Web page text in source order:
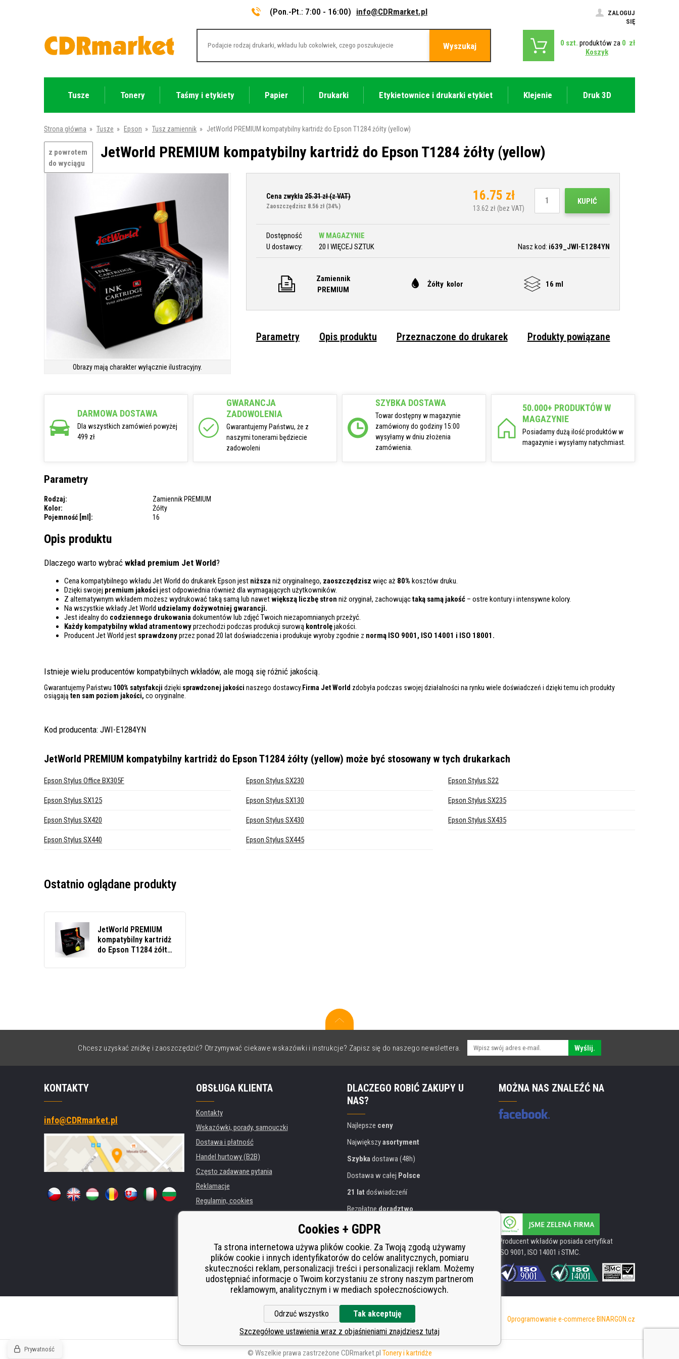
(Pon.-Pt.: 7:00 - 16:00) info@CDRmarket.pl
ZALOGUJ
SIĘ
Wyszukaj 0 szt. produktów za 0 zł
Koszyk
Tusze Tonery Taśmy i etykiety Papier Drukarki Etykietownice i drukarki etykiet Klejenie Druk 3D
Strona główna » Tusze » Epson » Tusz zamiennik » JetWorld PREMIUM kompatybilny kartridż do Epson T1284 żółty (yellow)
z powrotem
do wyciągu
JetWorld PREMIUM kompatybilny kartridż do Epson T1284 żółty (yellow)
Obrazy mają charakter wyłącznie ilustracyjny.
Cena zwykła 25.31zł (z VAT)
Zaoszczędzisz 8.56 zł (34%)
16.75 zł
13.62 zł (bez VAT)
KUPIĆ
Dostępność
W MAGAZYNIE
U dostawcy:
20 I WIĘCEJ SZTUK Nasz kod: i639_JWI-E1284YN
Zamiennik
PREMIUM
Żółty kolor 16 ml
Parametry Opis produktu Przeznaczone do drukarek Produkty powiązane
DARMOWA DOSTAWA
Dla wszystkich zamówień powyżej
499 zł
GWARANCJA
ZADOWOLENIA
Gwarantujemy Państwu, że z
naszymi tonerami będziecie
zadowoleni
SZYBKA DOSTAWA
Towar dostępny w magazynie
zamówiony do godziny 15:00
wysyłamy w dniu złożenia
zamówienia.
50.000+ PRODUKTÓW W
MAGAZYNIE
Posiadamy dużą ilość produktów w
magazynie i wysyłamy natychmiast.
Parametry
Rodzaj:
Zamiennik PREMIUM
Kolor:
Żółty
Pojemność [ml]:
16
Opis produktu
Dlaczego warto wybrać wkład premium Jet World?
Cena kompatybilnego wkładu Jet World do drukarek Epson jest niższaniż oryginalnego, zaoszczędzisz więc aż 80% kosztów druku.
Dzięki swojej premium jakości jest odpowiednia również dla wymagających użytkowników.
Z alternatywnym wkładem możesz wydrukować taką samą lub nawetwiększą liczbę stron niż oryginał, zachowująctaką samą jakość – ostre kontury i intensywne kolory.
Na wszystkie wkłady Jet World udzielamy dożywotniej gwarancji.
Jest idealny do codziennego drukowaniadokumentów lub zdjęć Twoich niezapomnianych przeżyć.
Każdy kompatybilny wkład atramentowyprzechodzi podczas produkcji surową kontrolęjakości.
Producent Jet World jest sprawdzonyprzez ponad 20 lat doświadczenia i produkuje wyroby zgodnie z normą ISO 9001, ISO 14001 i ISO 18001.
Istnieje wielu producentów kompatybilnych wkładów, ale mogą się różnić jakością.
Gwarantujemy Państwu 100% satysfakcji dzięki sprawdzonej jakości naszego dostawcy. Firma Jet World zdobyła podczas swojej działalności na rynku wiele doświadczeń i dzięki temu ich produkty
osiągają ten sam poziom jakości, co oryginalne.
Kod producenta: JWI-E1284YN
JetWorld PREMIUM kompatybilny kartridż do Epson T1284 żółty (yellow) może być stosowany w tych drukarkach
Epson Stylus Office BX305F Epson Stylus SX230 Epson Stylus S22
Epson Stylus SX125 Epson Stylus SX130 Epson Stylus SX235
Epson Stylus SX420 Epson Stylus SX430 Epson Stylus SX435
Epson Stylus SX440 Epson Stylus SX445
Ostatnio oglądane produkty
JetWorld PREMIUM
kompatybilny kartridż
do Epson T1284 żółty
Chcesz uzyskać zniżkę i zaoszczędzić? Otrzymywać ciekawe wskazówki i instrukcje? Zapisz się do naszego newslettera. Wyślij.
KONTAKTY
info@CDRmarket.pl
OBSŁUGA KLIENTA
Kontakty
Wskazówki, porady, samouczki
Dostawa i płatność
Handel hurtowy (B2B)
Często zadawane pytania
Reklamacje
Regulamin, cookies
Wynajem drukarek
Wydajność zastępcza
Odstoupení od smlouvy
DLACZEGO ROBIĆ ZAKUPY U
NAS?
Najlepsze ceny
Największyasortyment
Szybkadostawa (48h)
Dostawa w całej Polsce
21 lat doświadczeńí
Bezpłatnedoradztwo
Przyjazne podejście
Złoty certyfikat
Heureka
Bezpiecznepłatności online
MOŻNA NAS ZNALEŹĆ NA
Producent wkładów posiada certyfikat
ISO 9001, ISO 14001 i STMC.
Oprogramowanie e-commerce BINARGON.cz
© Wszelkie prawa zastrzeżone CDRmarket.pl Tonery i kartridże
Cookies + GDPR
Ta strona internetowa używa plików cookie. Za Twoją zgodą używamy
plików cookie i innych identyfikatorów do celów analitycznych, pomiaru
skuteczności reklam, personalizacji treści i personalizacji reklam. Możemy
udostępniać informacje o Twoim korzystaniu ze strony naszym partnerom
reklamowym, analitycznym i w mediach społecznościowych.
Odrzuć wszystko
Tak akceptuję
Szczegółowe ustawienia wraz z objaśnieniami znajdziesz tutaj
Prywatność